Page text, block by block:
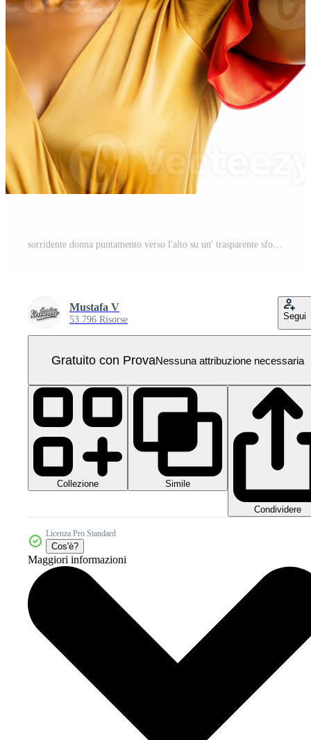
sorridente donna puntamento verso l'alto su un' trasparente sfondo PNG Pro
Mustafa V
53.796 Risorse Segui
Gratuito con ProvaNessuna attribuzione necessaria
Collezione Simile
Condividere
Licenza Pro Standard
Cos'è?
Maggiori informazioni